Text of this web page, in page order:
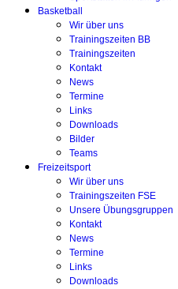
Basketball
Wir über uns
Trainingszeiten BB
Trainingszeiten
Kontakt
News
Termine
Links
Downloads
Bilder
Teams
Freizeitsport
Wir über uns
Trainingszeiten FSE
Unsere Übungsgruppen
Kontakt
News
Termine
Links
Downloads